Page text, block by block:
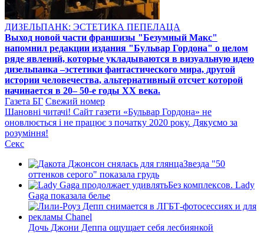
ДИЗЕЛЬПАНК: ЭСТЕТИКА ПЕПЕЛАЦА
Выход новой части франшизы "Безумный Макс"
напомнил редакции издания "Бульвар Гордона" о целом
ряде явлений, которые укладываются в визуальную идею
дизельпанка –эстетики фантастического мира, другой
истории человечества, альтернативный отсчет которой
начинается в 20– 50-е годы XX века.
Газета БГ Свежий номер
Шановні читачі! Сайт газети «Бульвар Гордона» не
оновлюється і не працює з початку 2020 року. Дякуємо за
розуміння!
Секс
Звезда "50
оттенков серого" показала грудь
Без комплексов. Lady
Gaga показала белье
Дочь Джони Деппа ощущает себя лесбиянкой